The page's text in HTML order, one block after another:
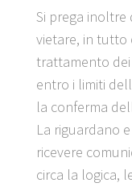
Si prega
vietare, in tutto
trattamento
entro i limiti
la conferma
La riguardano
ricevere
circa la logica,